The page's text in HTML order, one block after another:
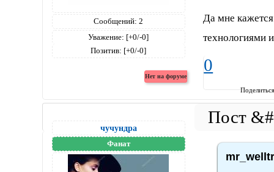
Сообщений: 2
Уважение: [+0/-0]
Позитив: [+0/-0]
Да мне
технологиями
0
чучундра
Фанат